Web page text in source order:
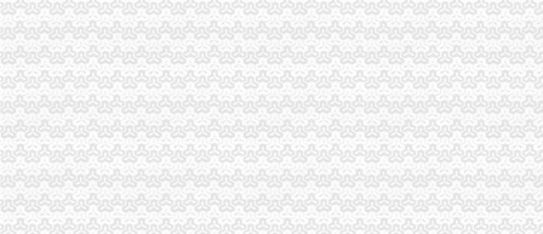
无纸化报关_阿里问到底
无纸化报关委托操作程及无纸化报关.doc
无纸化报关需要哪些资料_中华文本库
西自区进入“无纸化报关”时代-财经频道-金融界
无纸化报关的挑战的英文翻译_无纸化报关的挑战英语怎么说_海词词典
湖北无纸化报关为您解决报关难题
无纸化报关重要通知-阿里巴巴专栏
无纸化报关问题。实行无纸化报关后,经常会出现信息无比对况,
供应武汉无纸化报关-荆州新明伟国际货运代理有限公司